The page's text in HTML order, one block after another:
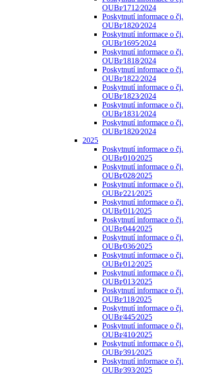
OUBr⁄1712⁄2024
Poskytnutí informace o čj.
OUBr⁄1820⁄2024
Poskytnutí informace o čj.
OUBr⁄1695⁄2024
Poskytnutí informace o čj.
OUBr⁄1818⁄2024
Poskytnutí informace o čj.
OUBr⁄1822⁄2024
Poskytnutí informace o čj.
OUBr⁄1823⁄2024
Poskytnutí informace o čj.
OUBr⁄1831⁄2024
Poskytnutí informace o čj.
OUBr⁄1820⁄2024
2025
Poskytnutí informace o čj.
OUBr⁄010⁄2025
Poskytnutí informace o čj.
OUBr⁄028⁄2025
Poskytnutí informace o čj.
OUBr⁄221⁄2025
Poskytnutí informace o čj.
OUBr⁄011⁄2025
Poskytnutí informace o čj.
OUBr⁄044⁄2025
Poskytnutí informace o čj.
OUBr⁄036⁄2025
Poskytnutí informace o čj.
OUBr⁄012⁄2025
Poskytnutí informace o čj.
OUBr⁄013⁄2025
Poskytnutí informace o čj.
OUBr⁄118⁄2025
Poskytnutí informace o čj.
OUBr⁄445⁄2025
Poskytnutí informace o čj.
OUBr⁄410⁄2025
Poskytnutí informace o čj.
OUBr⁄391⁄2025
Poskytnutí informace o čj.
OUBr⁄393⁄2025